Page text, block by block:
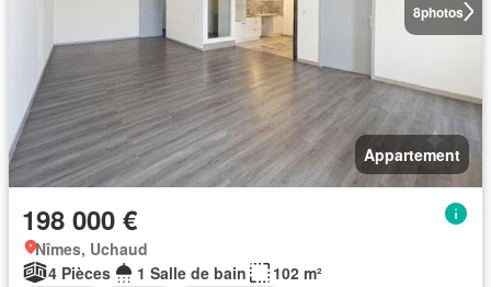
8photos
Appartement
198 000 €
Nîmes, Uchaud
4 Pièces
1 Salle de bain
102 m²